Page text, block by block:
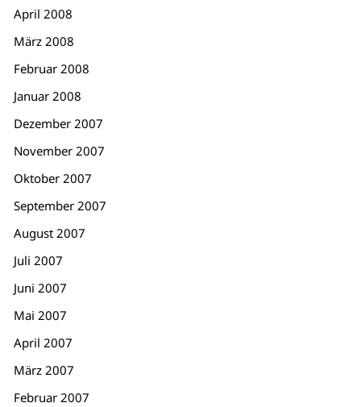
April 2008
März 2008
Februar 2008
Januar 2008
Dezember 2007
November 2007
Oktober 2007
September 2007
August 2007
Juli 2007
Juni 2007
Mai 2007
April 2007
März 2007
Februar 2007